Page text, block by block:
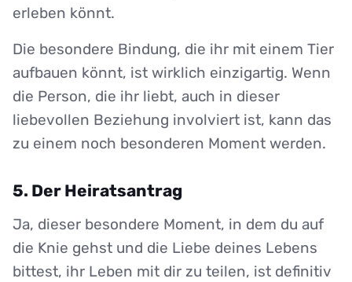
erleben könnt.
Die besondere Bindung, die ihr mit einem Tier
aufbauen könnt, ist wirklich einzigartig. Wenn
die Person, die ihr liebt, auch in dieser
liebevollen Beziehung involviert ist, kann das
zu einem noch besonderen Moment werden.
5. Der Heiratsantrag
Ja, dieser besondere Moment, in dem du auf
die Knie gehst und die Liebe deines Lebens
bittest, ihr Leben mit dir zu teilen, ist definitiv